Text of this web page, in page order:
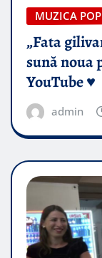
MUZICA
„Fata
sună noua
YouTube ♥️
admin